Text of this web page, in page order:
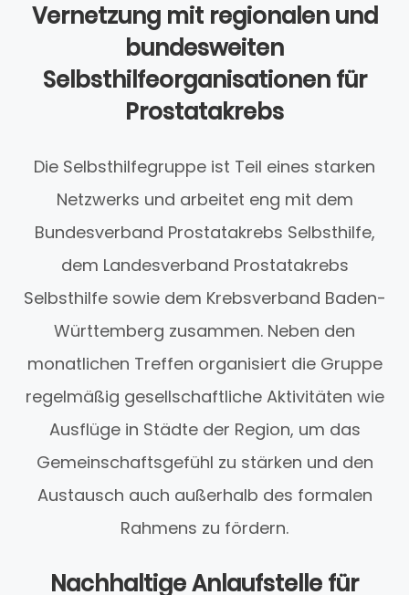
Vernetzung mit regionalen und
bundesweiten
Selbsthilfeorganisationen für
Prostatakrebs
Die Selbsthilfegruppe ist Teil eines starken
Netzwerks und arbeitet eng mit dem
Bundesverband Prostatakrebs Selbsthilfe,
dem Landesverband Prostatakrebs
Selbsthilfe sowie dem Krebsverband Baden-
Württemberg zusammen. Neben den
monatlichen Treffen organisiert die Gruppe
regelmäßig gesellschaftliche Aktivitäten wie
Ausflüge in Städte der Region, um das
Gemeinschaftsgefühl zu stärken und den
Austausch auch außerhalb des formalen
Rahmens zu fördern.
Nachhaltige Anlaufstelle für